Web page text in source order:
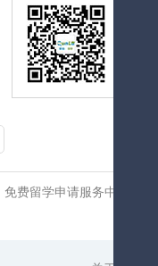
免费留学申请服务中心